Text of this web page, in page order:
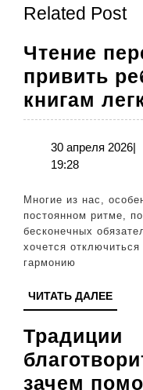
записям
запись:
Related Post
Чтение
привить
книгам
30 апреля 202630
|
19:28
Многие из нас, особенно в современном мире, живут в
постоянном ритме,
бесконечных
хочется
гармонию
ЧИТАТЬ ДАЛЕЕ
ДАЛЕЕ
Традиции
зачем